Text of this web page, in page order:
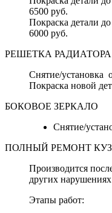
6500 руб.
Покраска детали
6000 руб.
РЕШЕТКА РАДИАТОРА
Снятие/установка
Покраска новой
БОКОВОЕ ЗЕРКАЛО
Снятие/
ПОЛНЫЙ РЕМОНТ
Производится
других
Этапы работ: